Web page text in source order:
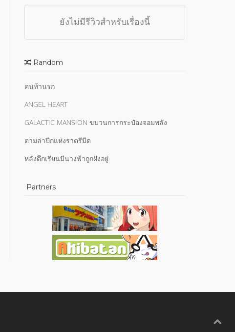
ยังไม่มีรีวิวสำหรับเรื่องนี้
Random
คนท้านรก
ANGEL HEART
GALACTIC MANSION ขบวนการกระป๋องจอมพลัง
ตามล่าปีกแห่งราตรีมืด
หลังตึกเรียนมีนางฟ้าถูกฝังอยู่
Partners